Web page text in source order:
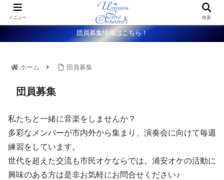
団員募集情報はこちら！
ホーム 団員募集
団員募集
私たちと一緒に音楽をしませんか？
多彩なメンバーが市内外から集まり、演奏会に向けて毎週
練習をしています。
世代を超えた交流も市民オケならでは。浦安オケの活動に
興味のある方は是非お気軽にお問合せください♪
メニュー 検索